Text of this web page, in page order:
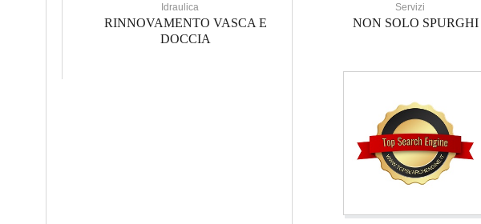
Idraulica
RINNOVAMENTO VASCA E
DOCCIA
Servizi
NON SOLO SPURGHI